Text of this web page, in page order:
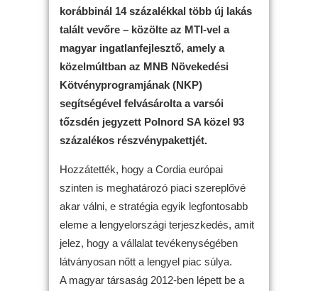
korábbinál 14 százalékkal több új lakás
talált vevőre – közölte az MTI-vel a
magyar ingatlanfejlesztő, amely a
közelmúltban az MNB Növekedési
Kötvényprogramjának (NKP)
segítségével felvásárolta a varsói
tőzsdén jegyzett Polnord SA közel 93
százalékos részvénypakettjét.
Hozzátették, hogy a Cordia európai
szinten is meghatározó piaci szereplővé
akar válni, e stratégia egyik legfontosabb
eleme a lengyelországi terjeszkedés, amit
jelez, hogy a vállalat tevékenységében
látványosan nőtt a lengyel piac súlya.
A magyar társaság 2012-ben lépett be a